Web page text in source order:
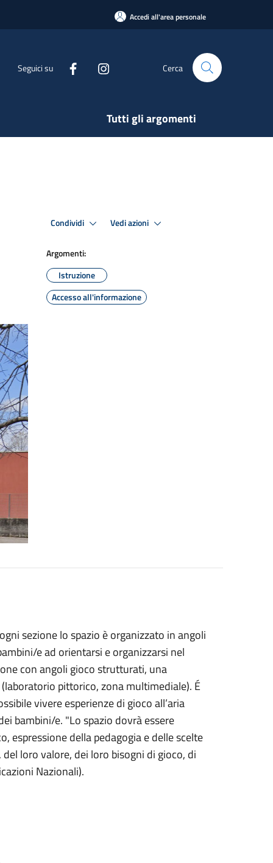
Accedi all'area personale
Seguici su Cerca
Tutti gli argomenti
Condividi Vedi azioni
Argomenti:
Istruzione
Accesso all'informazione
sezione lo spazio è organizzato in angoli
e ad orientarsi e organizzarsi nel
con angoli gioco strutturati, una
pittorico, zona multimediale). É
vivere esperienze di gioco all’aria
bambini/e. "Lo spazio dovrà essere
espressione della pedagogia e delle scelte
loro valore, dei loro bisogni di gioco, di
Nazionali).